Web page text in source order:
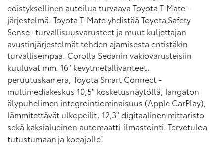
edistyksellinen autoilua turvaava Toyota T-Mate -
järjestelmä. Toyota T-Mate yhdistää Toyota Safety
Sense -turvallisuusvarusteet ja muut kuljettajan
avustinjärjestelmät tehden ajamisesta entistäkin
turvallisempaa. Corolla Sedanin vakiovarusteisiin
kuuluvat mm. 16" kevytmetallivanteet,
peruutuskamera, Toyota Smart Connect -
multimediakeskus 10,5" kosketusnäytöllä, langaton
älypuhelimen integrointiominaisuus (Apple CarPlay),
lämmitettävät ulkopeilit, 12,3" digitaalinen mittaristo
sekä kaksialueinen automaatti-ilmastointi. Tervetuloa
tutustumaan ja koeajolle!